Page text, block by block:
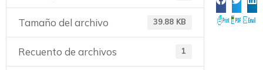
Tamaño del archivo 39.88 KB
Recuento de archivos 1